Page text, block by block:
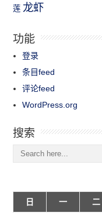
莲 龙虾
功能
登录
条目feed
评论feed
WordPress.org
搜索
日
一 二